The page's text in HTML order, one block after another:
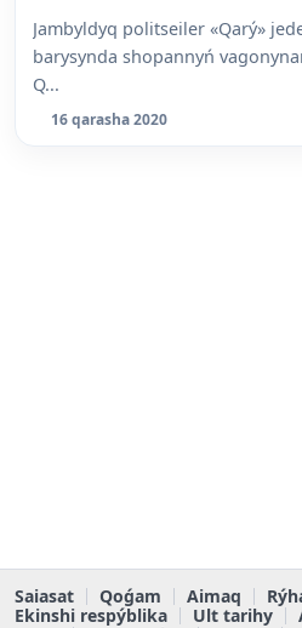
Jambyldyq politseiler «Qarý»
barysynda shopannyń
Q...
16 qarasha 2020
Saiasat Qoǵam Aimaq
Ekinshi respýblika
Ult tarihy